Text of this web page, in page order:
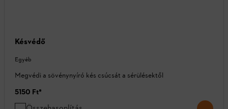
Késvédő
Egyéb
Megvédi a sövénynyíró kés csúcsát a sérülésektől
5150 Ft*